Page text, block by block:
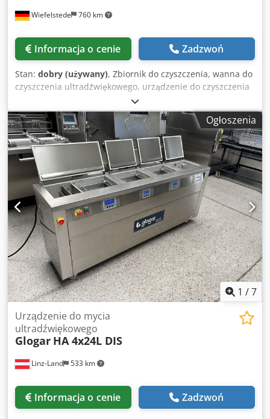
Wiefelstede 760 km
Informacja o cenie Zadzwoń
Stan: dobry (używany), Zbiornik do czyszczenia, wanna do
czyszczenia ultradźwiękowego, urządzenie do czyszczenia
ultradźwiękowego, kąpiel ultradźwiękowa. -Producent:
Zender, wanna do czyszczenia ultradźwiękowego ze stali
nierdzewnej z podgrzewaczem, mobilna. -Wymiary
wewnętrzne wanny: 2200/315/H280 mm. -Zakres regulacji
temperatury: od 30 do 110°C. -Temperatura robocza: maks.
70°C. Dcedpfezn H Alox Afnjk -Generator ultradźwiękowy:
Zhangjiagang Zhongnuo, typ JYD. -Pojedyncze komponenty:
patrz zdjęcia. -Wymiary: 2530/315/H700 mm. -Waga: 150
kg.
Ogłoszenia
1 /7
Linz-Land 533 km
Urządzenie do mycia
ultradźwiękowego
Glogar HA 4x24L DIS
Informacja o cenie Zadzwoń